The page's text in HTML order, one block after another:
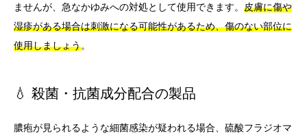
ませんが、急なかゆみへの対処として使用できます。 皮膚に傷や
湿疹がある場合は刺激になる可能性があるため、傷のない部位に
使用しましょう。
💧 殺菌・抗菌成分配合の製品
膿疱が見られるような細菌感染が疑われる場合、硫酸フラジオマ